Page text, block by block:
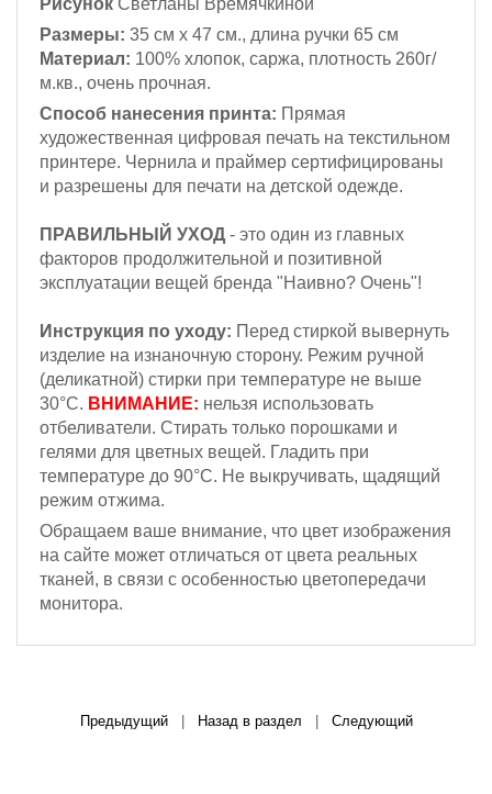
Рисунок Светланы Времячкиной
Размеры: 35 см х 47 см., длина ручки 65 см
Материал: 100% хлопок, саржа, плотность 260г/
м.кв., очень прочная.
Способ нанесения принта: Прямая
художественная цифровая печать на текстильном
принтере. Чернила и праймер сертифицированы
и разрешены для печати на детской одежде.
ПРАВИЛЬНЫЙ УХОД - это один из главных
факторов продолжительной и позитивной
эксплуатации вещей бренда "Наивно? Очень"!
Инструкция по уходу: Перед стиркой вывернуть
изделие на изнаночную сторону. Режим ручной
(деликатной) стирки при температуре не выше
30°С. ВНИМАНИЕ: нельзя использовать
отбеливатели. Стирать только порошками и
гелями для цветных вещей. Гладить при
температуре до 90°С. Не выкручивать, щадящий
режим отжима.
Обращаем ваше внимание, что цвет изображения
на сайте может отличаться от цвета реальных
тканей, в связи с особенностью цветопередачи
монитора.
Предыдущий| Назад в раздел Следующий